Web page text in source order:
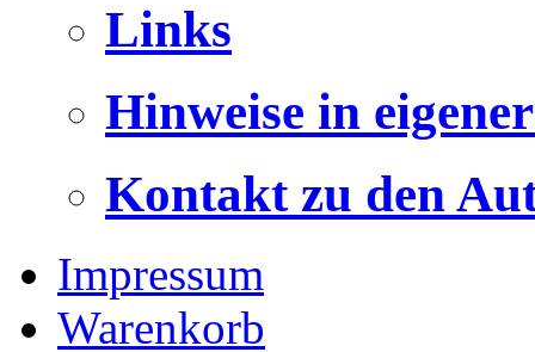
Links
Hinweise in
Kontakt zu den
Impressum
Warenkorb